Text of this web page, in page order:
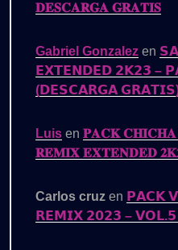
𝐃𝐄𝐒𝐂𝐀𝐑𝐆𝐀 𝐆𝐑𝐀𝐓𝐈𝐒
Gabriel Gonzalez en
𝗘𝗫𝗧𝗘𝗡𝗗𝗘𝗗 𝟮𝗞𝟮𝟯 –
(𝗗𝗘𝗦𝗖𝗔𝗥𝗚𝗔
Luis en 𝐏𝐀𝐂𝐊 𝐂𝐇𝐈𝐂𝐇𝐀
𝐑𝐄𝐌𝐈𝐗 𝐄𝐗𝐓𝐄𝐍𝐃𝐄𝐃
Carlos cruz en 𝗣𝗔𝗖𝗞
𝗥𝗘𝗠𝗜𝗫 𝟮𝟬𝟮𝟯 –